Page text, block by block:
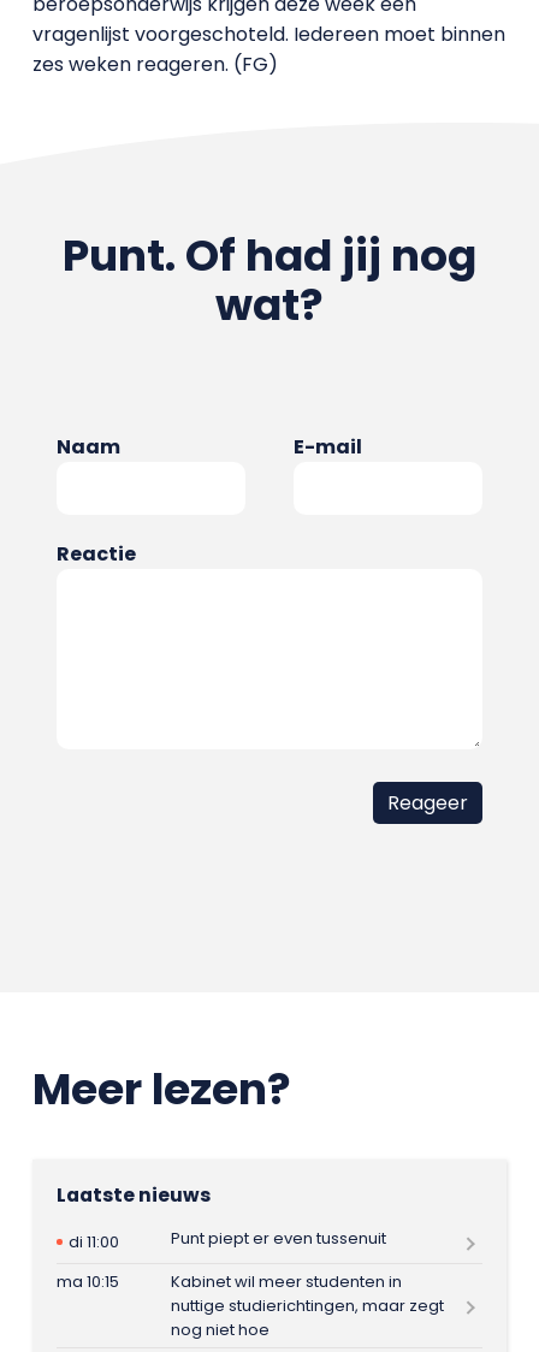
vragenlijst voorgeschoteld. Iedereen moet binnen
zes weken reageren. (FG)
Punt. Of had jij nog
wat?
Naam E-mail
Reactie
Meer lezen?
Laatste nieuws
di 11:00
Punt piept er even tussenuit
ma 10:15
Kabinet wil meer studenten in
nuttige studierichtingen, maar zegt
nog niet hoe